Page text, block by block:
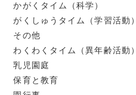
かがくタイム（科学）
がくしゅうタイム（学習活動）
その他
わくわくタイム（異年齢活動）
乳児園庭
保育と教育